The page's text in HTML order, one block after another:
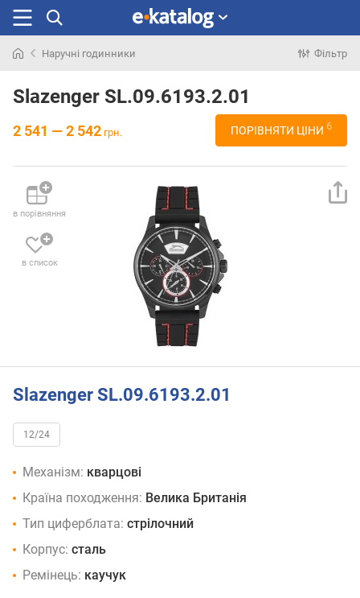
раніше
Наручні годинники Фільтр
Slazenger SL.09.6193.2.01
2 541 — 2 542 грн. ПОРІВНЯТИ ЦІНИ 6
в порівняння
в список
Slazenger SL.09.6193.2.01
12/24
Механізм: кварцові
Країна походження: Велика Британія
Тип циферблата: стрілочний
Корпус: сталь
Ремінець: каучук